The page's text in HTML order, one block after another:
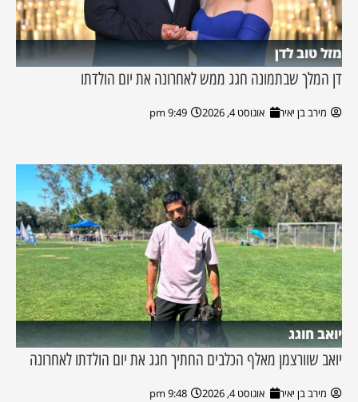
מזל טוב לדן
דן המלך שבתמונה חגג ממש לאחרונה את יום הולדתו
מירב בן יאיר אוגוסט 4, 2026 9:49 pm
יואב חוגג
יואב שוורצמן מאלף הכלבים החתיך חגג את יום הולדתו לאחרונה
מירב בן יאיר אוגוסט 4, 2026 9:48 pm